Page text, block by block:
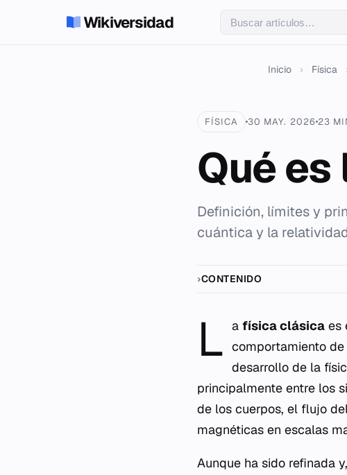
Wikiversidad
Inicio › Física
FÍSICA 30 MAY. 2026 23
Qué
Definición, límites y
cuántica y la
CONTENIDO
L afísica clásica es
comportamiento
desarrollo de la
principalmente entre los
de los cuerpos, el flujo
magnéticas en escalas
Aunque ha sido refinada